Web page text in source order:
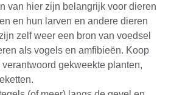
van hier zijn belangrijk voor dieren
en hun larven en andere dieren
zelf weer een bron van voedsel
als vogels en amfibieën. Koop
gekweekte planten,